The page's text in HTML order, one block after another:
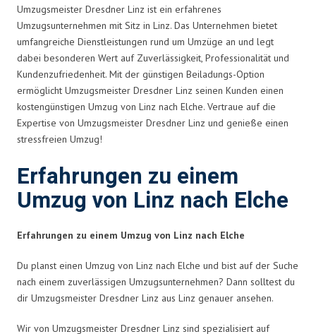
Umzugsmeister Dresdner Linz ist ein erfahrenes
Umzugsunternehmen mit Sitz in Linz. Das Unternehmen bietet
umfangreiche Dienstleistungen rund um Umzüge an und legt
dabei besonderen Wert auf Zuverlässigkeit, Professionalität und
Kundenzufriedenheit. Mit der günstigen Beiladungs-Option
ermöglicht Umzugsmeister Dresdner Linz seinen Kunden einen
kostengünstigen Umzug von Linz nach Elche. Vertraue auf die
Expertise von Umzugsmeister Dresdner Linz und genieße einen
stressfreien Umzug!
Erfahrungen zu einem
Umzug von Linz nach Elche
Erfahrungen zu einem Umzug von Linz nach Elche
Du planst einen Umzug von Linz nach Elche und bist auf der Suche
nach einem zuverlässigen Umzugsunternehmen? Dann solltest du
dir Umzugsmeister Dresdner Linz aus Linz genauer ansehen.
Wir von Umzugsmeister Dresdner Linz sind spezialisiert auf